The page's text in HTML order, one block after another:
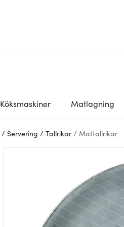
Köksmaskiner Matlagning
/ Servering / Tallrikar / Mattallrikar